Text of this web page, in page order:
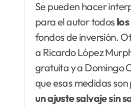
Se pueden hacer
para el autor todos
fondos de inversión.
a Ricardo López
gratuita y a Domingo
que esas medidas
un ajuste salvaje sin